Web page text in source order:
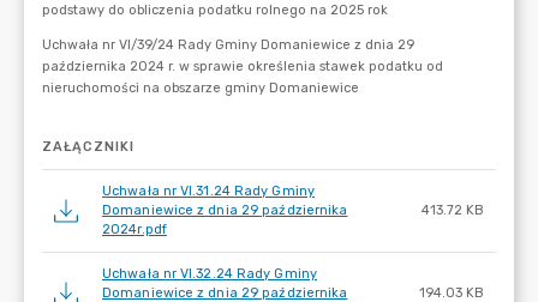
ZAŁĄCZNIKI
Uchwała nr VI.31.24 Rady Gminy
Domaniewice z dnia 29 października
2024r.pdf
413.72 KB
Uchwała nr VI.32.24 Rady Gminy
Domaniewice z dnia 29 października
194.03 KB